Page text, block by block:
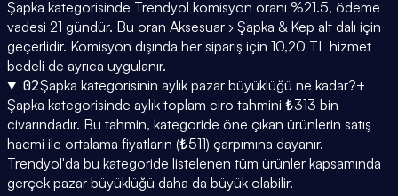
Şapka kategorisinde Trendyol komisyon oranı %21.5, ödeme
vadesi 21 gündür. Bu oran Aksesuar › Şapka & Kep alt dalı için
geçerlidir. Komisyon dışında her sipariş için 10,20 TL hizmet
bedeli de ayrıca uygulanır.
02Şapka kategorisinin aylık pazar büyüklüğü ne kadar?+
Şapka kategorisinde aylık toplam ciro tahmini ₺313 bin
civarındadır. Bu tahmin, kategoride öne çıkan ürünlerin satış
hacmi ile ortalama fiyatların (₺511) çarpımına dayanır.
Trendyol'da bu kategoride listelenen tüm ürünler kapsamında
gerçek pazar büyüklüğü daha da büyük olabilir.